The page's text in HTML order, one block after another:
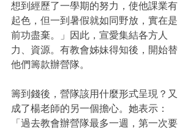
想到經歷了一學期的努力，使他課業有
起色，但一到暑假就如同野放，實在是
前功盡棄。」因此，宣愛集結各方人
力、資源。有教會姊妹得知後，開始替
他們籌款辦營隊。
籌到錢後，營隊該用什麼形式呈現？又
成了楊老師的另一個擔心。她表示：
「過去教會辦營隊最多一週，第一次要